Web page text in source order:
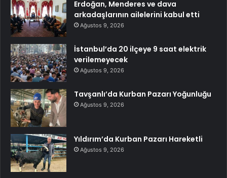
Erdoğan, Menderes ve dava
arkadaşlarının ailelerini kabul etti
Ağustos 9, 2026
İstanbul’da 20 ilçeye 9 saat elektrik
verilemeyecek
Ağustos 9, 2026
Tavşanlı’da Kurban Pazarı Yoğunluğu
Ağustos 9, 2026
Yıldırım’da Kurban Pazarı Hareketli
Ağustos 9, 2026